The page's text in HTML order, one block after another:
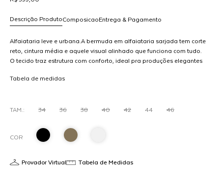
Composicao
Descrição Produto Entrega & Pagamento
Alfaiataria leve e urbana.A bermuda em alfaiataria sarjada tem corte
reto, cintura média e aquele visual alinhado que funciona com tudo.
O tecido traz estrutura com conforto, ideal pra produções elegantes
Tabela de medidas
TAM.: 34 36 38 40 42 44 46
COR
Provador Virtual Tabela de Medidas